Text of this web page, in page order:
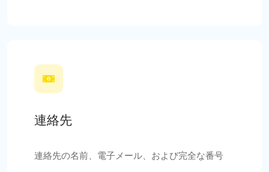
連絡先
連絡先の名前、電子メール、および完全な番号